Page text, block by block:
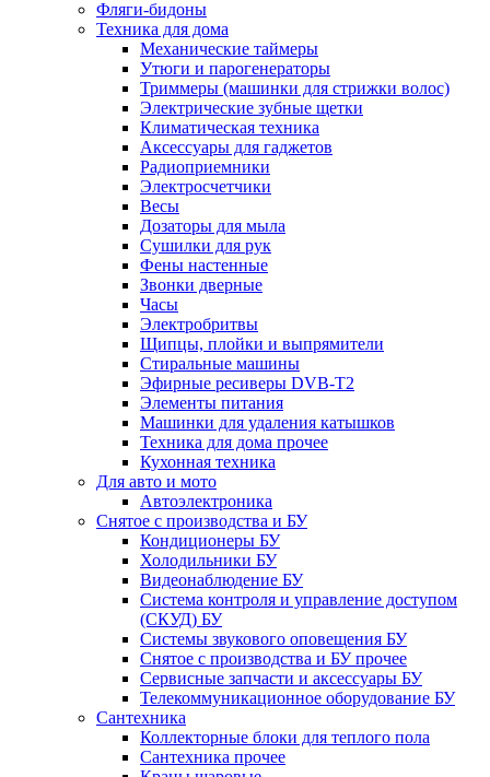
Фляги-бидоны
Техника для дома
Механические таймеры
Утюги и парогенераторы
Триммеры (машинки для стрижки волос)
Электрические зубные щетки
Климатическая техника
Аксессуары для гаджетов
Радиоприемники
Электросчетчики
Весы
Дозаторы для мыла
Сушилки для рук
Фены настенные
Звонки дверные
Часы
Электробритвы
Щипцы, плойки и выпрямители
Стиральные машины
Эфирные ресиверы DVB-T2
Элементы питания
Машинки для удаления катышков
Техника для дома прочее
Кухонная техника
Для авто и мото
Автоэлектроника
Снятое с производства и БУ
Кондиционеры БУ
Холодильники БУ
Видеонаблюдение БУ
Система контроля и управление доступом
(СКУД) БУ
Системы звукового оповещения БУ
Снятое с производства и БУ прочее
Сервисные запчасти и аксессуары БУ
Телекоммуникационное оборудование БУ
Сантехника
Коллекторные блоки для теплого пола
Сантехника прочее